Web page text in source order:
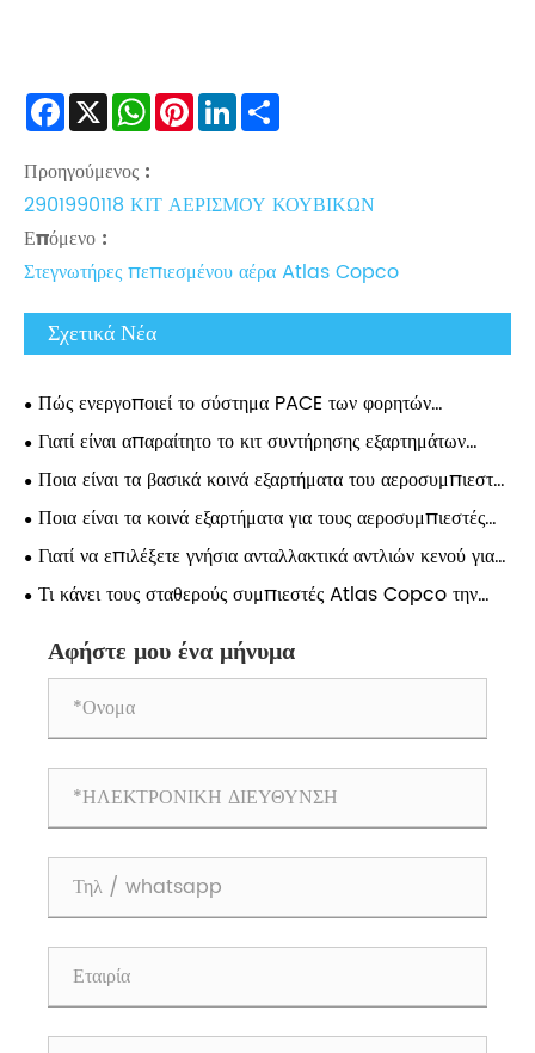
Facebook
X WhatsApp
Pinterest
LinkedIn
Προηγούμενος :
2901990118 ΚΙΤ ΑΕΡΙΣΜΟΥ ΚΟΥΒΙΚΩΝ
Επόμενο :
Στεγνωτήρες πεπιεσμένου αέρα Atlas Copco
Σχετικά Νέα
Πώς ενεργοποιεί το σύστημα PACE των φορητών
συμπιεστών Atlas Copco τις ρυθμίσεις πίεσης 0,1 Bar;
Γιατί είναι απαραίτητο το κιτ συντήρησης εξαρτημάτων
αεροσυμπιεστή Atlas για τη μακροπρόθεσμη απόδοση του
συμπιεστή;
Ποια είναι τα βασικά κοινά εξαρτήματα του αεροσυμπιεστή
Atlas και γιατί έχουν σημασία;
Ποια είναι τα κοινά εξαρτήματα για τους αεροσυμπιεστές
Atlas;
Γιατί να επιλέξετε γνήσια ανταλλακτικά αντλιών κενού για
μακροπρόθεσμη απόδοση;
Τι κάνει τους σταθερούς συμπιεστές Atlas Copco την
Αφήστε μου ένα μήνυμα